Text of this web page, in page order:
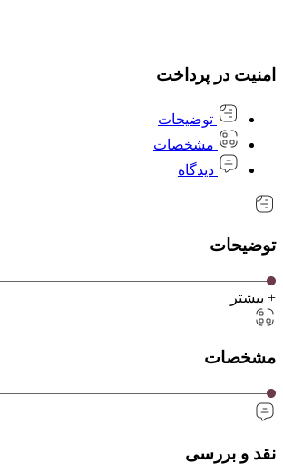
امنیت در پرداخت
توضیحات
مشخصات
دیدگاه
توضیحات
+ بیشتر
مشخصات
نقد و بررسی